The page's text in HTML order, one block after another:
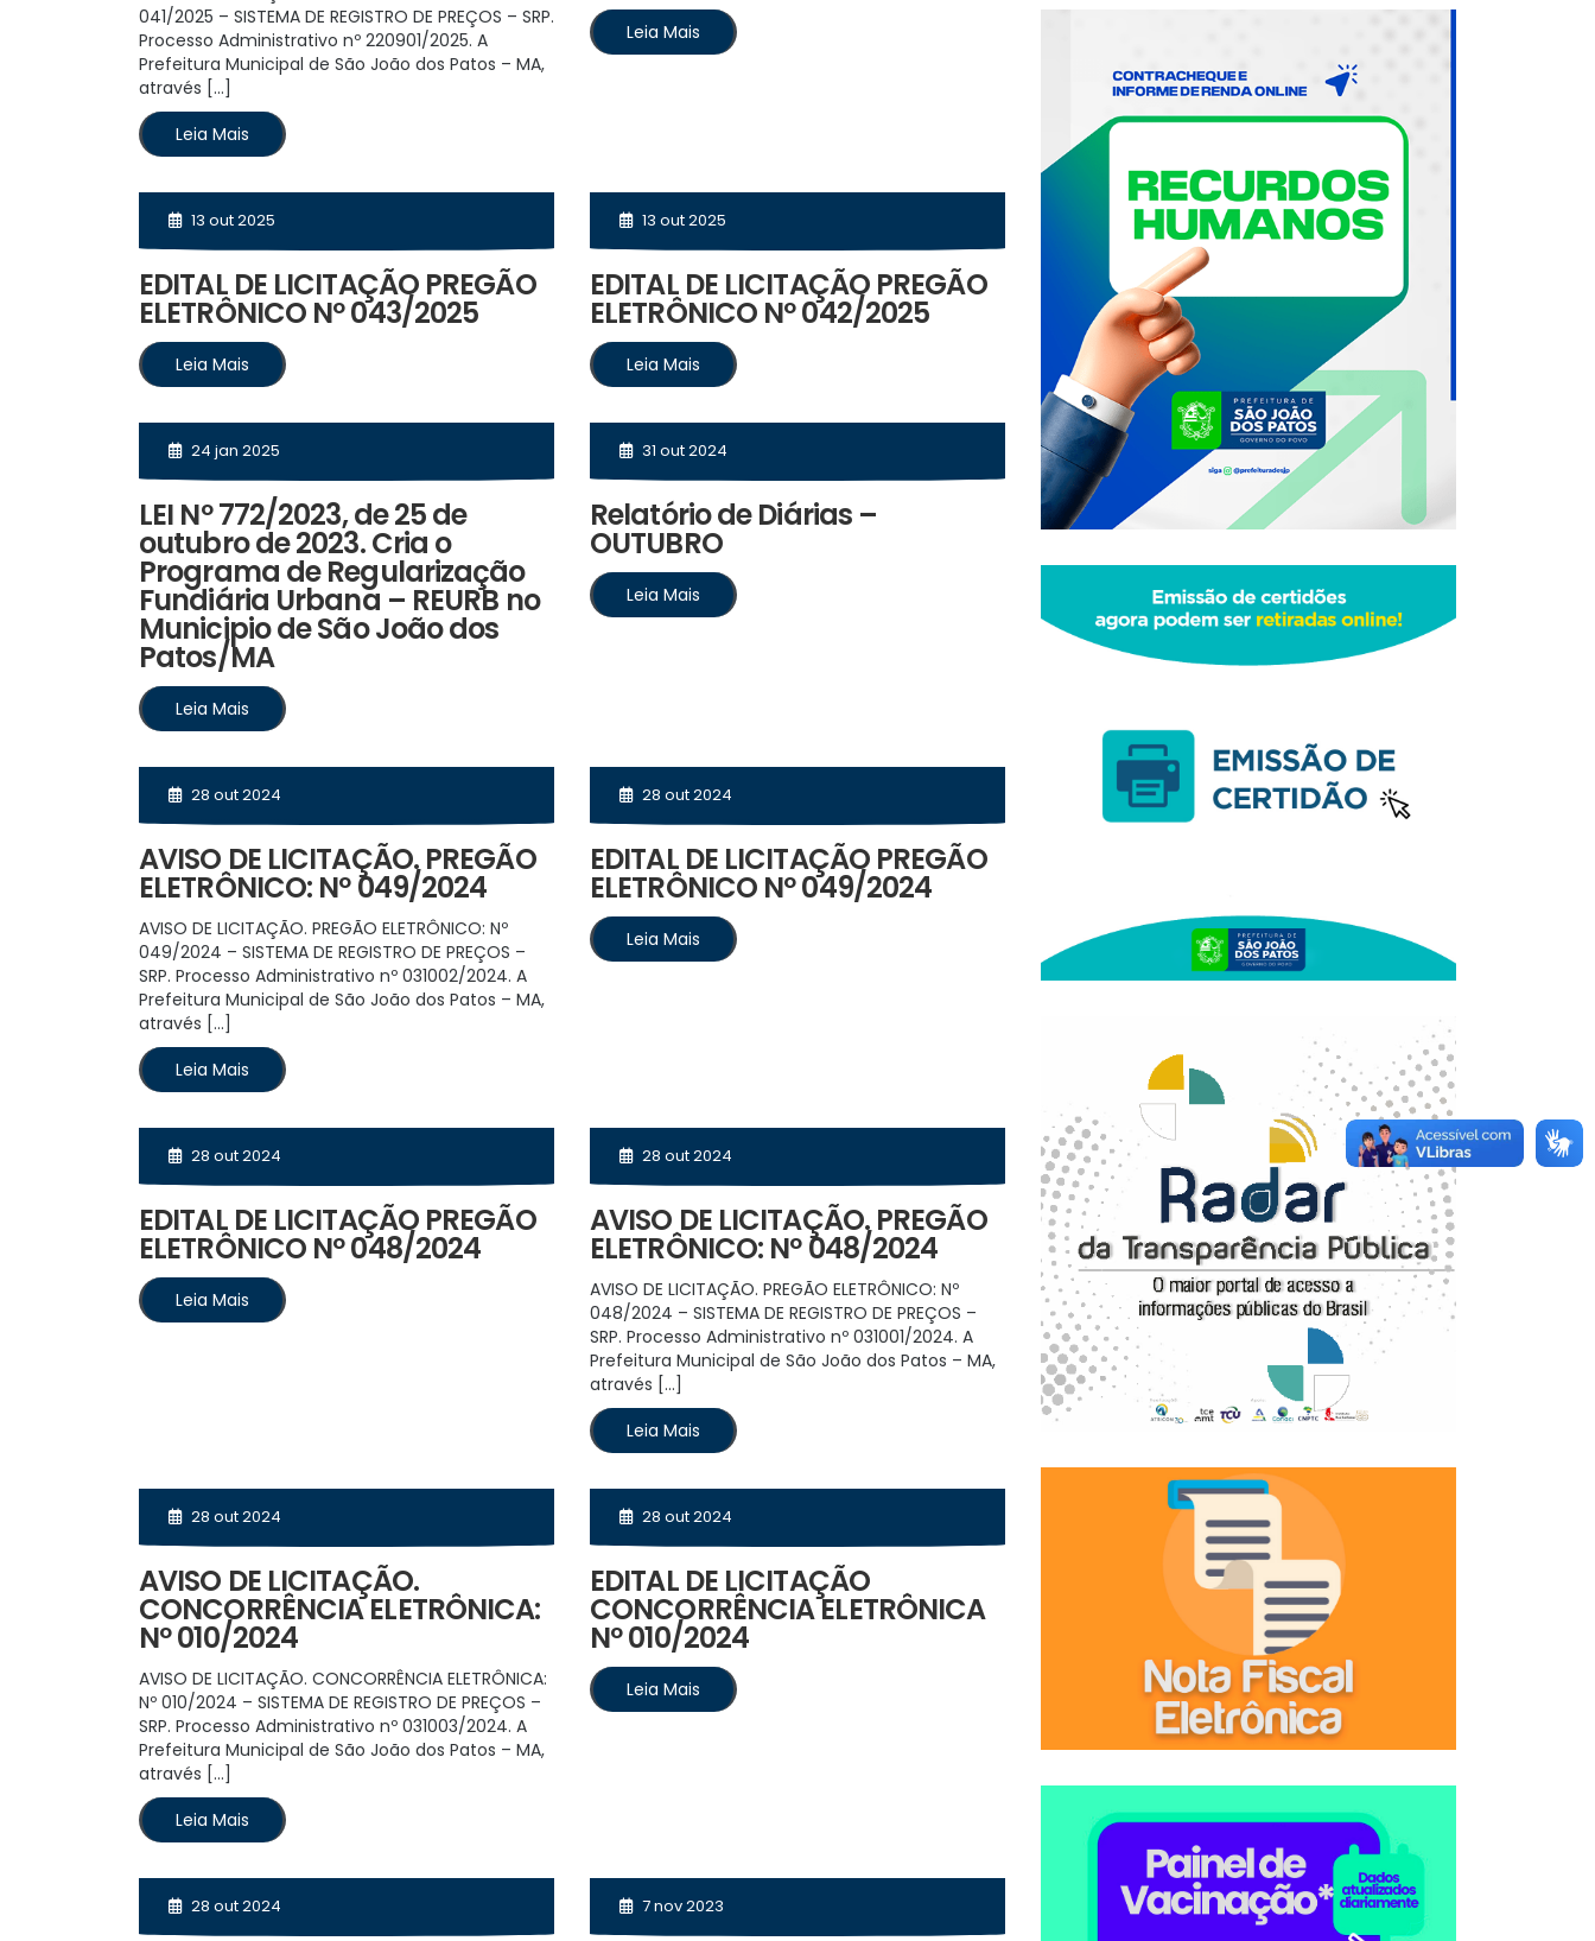
041/2025 – SISTEMA DE REGISTRO DE PREÇOS – SRP.
Processo Administrativo nº 220901/2025. A
Prefeitura Municipal de São João dos Patos – MA,
através […]
Leia Mais
Leia Mais
13 out 2025
EDITAL DE LICITAÇÃO PREGÃO
ELETRÔNICO Nº 043/2025
Leia Mais
13 out 2025
EDITAL DE LICITAÇÃO PREGÃO
ELETRÔNICO Nº 042/2025
Leia Mais
24 jan 2025
LEI Nº 772/2023, de 25 de
outubro de 2023. Cria o
Programa de Regularização
Fundiária Urbana – REURB no
Municipio de São João dos
Patos/MA
Leia Mais
31 out 2024
Relatório de Diárias –
OUTUBRO
Leia Mais
28 out 2024
AVISO DE LICITAÇÃO. PREGÃO
ELETRÔNICO: Nº 049/2024
AVISO DE LICITAÇÃO. PREGÃO ELETRÔNICO: Nº
049/2024 – SISTEMA DE REGISTRO DE PREÇOS –
SRP. Processo Administrativo nº 031002/2024. A
Prefeitura Municipal de São João dos Patos – MA,
através […]
Leia Mais
28 out 2024
EDITAL DE LICITAÇÃO PREGÃO
ELETRÔNICO Nº 049/2024
Leia Mais
28 out 2024
EDITAL DE LICITAÇÃO PREGÃO
ELETRÔNICO Nº 048/2024
Leia Mais
28 out 2024
AVISO DE LICITAÇÃO. PREGÃO
ELETRÔNICO: Nº 048/2024
AVISO DE LICITAÇÃO. PREGÃO ELETRÔNICO: Nº
048/2024 – SISTEMA DE REGISTRO DE PREÇOS –
SRP. Processo Administrativo nº 031001/2024. A
Prefeitura Municipal de São João dos Patos – MA,
através […]
Leia Mais
28 out 2024
AVISO DE LICITAÇÃO.
CONCORRÊNCIA ELETRÔNICA:
Nº 010/2024
AVISO DE LICITAÇÃO. CONCORRÊNCIA ELETRÔNICA:
Nº 010/2024 – SISTEMA DE REGISTRO DE PREÇOS –
SRP. Processo Administrativo nº 031003/2024. A
Prefeitura Municipal de São João dos Patos – MA,
através […]
Leia Mais
28 out 2024
EDITAL DE LICITAÇÃO
CONCORRÊNCIA ELETRÔNICA
Nº 010/2024
Leia Mais
28 out 2024 7 nov 2023